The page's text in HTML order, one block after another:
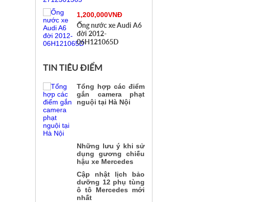
1,200,000VNĐ
Ống nước xe Audi A6
đời 2012-
06H121065D
TIN TIÊU ĐIỂM
Tổng hợp các điểm
gắn camera phạt
nguội tại Hà Nội
Những lưu ý khi sử
dụng gương chiếu
hậu xe Mercedes
Cập nhật lịch bảo
dưỡng 12 phụ tùng
ô tô Mercedes mới
nhất